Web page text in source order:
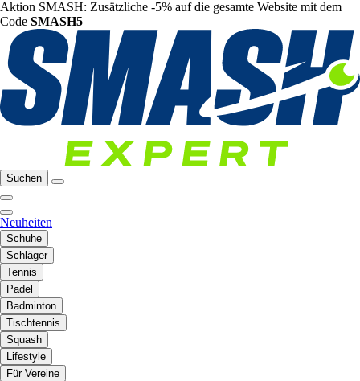
Aktion SMASH: Zusätzliche -5% auf die gesamte Website mit dem
Code SMASH5
Suchen
Neuheiten
Schuhe
Schläger
Tennis
Padel
Badminton
Tischtennis
Squash
Lifestyle
Für Vereine